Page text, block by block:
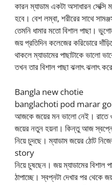
কারন ম্যাডাম একটা অসাধারন
হবে। বেশ লম্বা, শরীরের সাথে
তেমনি ধামার মতো বিশাল পাছা।
জয় প্রতিদিন কলেজের করিডোরে
থাকলে ম্যাডামের পাছাটাকে ভালো
তখন তার বিশাল পাছা ঝলাৎ ঝলাৎ
Bangla new chotie
banglachoti pod marar
আজকে জয়ের মন ভালো নেই। রাতে
জয়ের নতুন হয়না। কিন্তু আজ
নিয়ে চুদছে। ম্যাডাম জয়ের ঠোট
story
নিয়ে চুষছেন। জয় ম্যাডামের বিশাল
ঠাপাচ্ছে। স্বপ্নটা দেখার পর থেকে